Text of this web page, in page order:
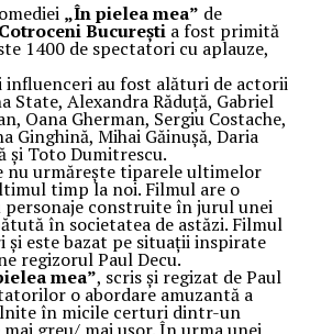
„În pielea mea” de
Bucureștia fost primită
1400 de spectatori cu aplauze,
influenceri au fost alături de actorii
State, Alexandra Răduță, Gabriel
Oana Gherman, Sergiu Costache,
Ginghină, Mihai Găinușă, Daria
și Toto Dumitrescu.
nu urmărește tiparele ultimelor
timp la noi. Filmul are o
personaje construite în jurul unei
în societatea de astăzi. Filmul
este bazat pe situații inspirate
regizorul Paul Decu.
mea”, scris și regizat de Paul
o abordare amuzantă a
în micile certuri dintr-un